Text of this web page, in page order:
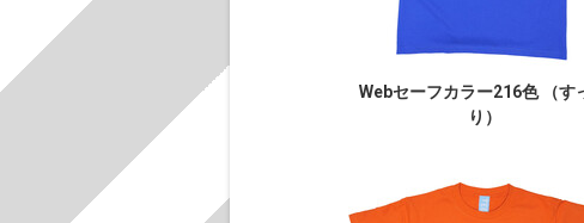
Webセーフカラー216色 （す
り）